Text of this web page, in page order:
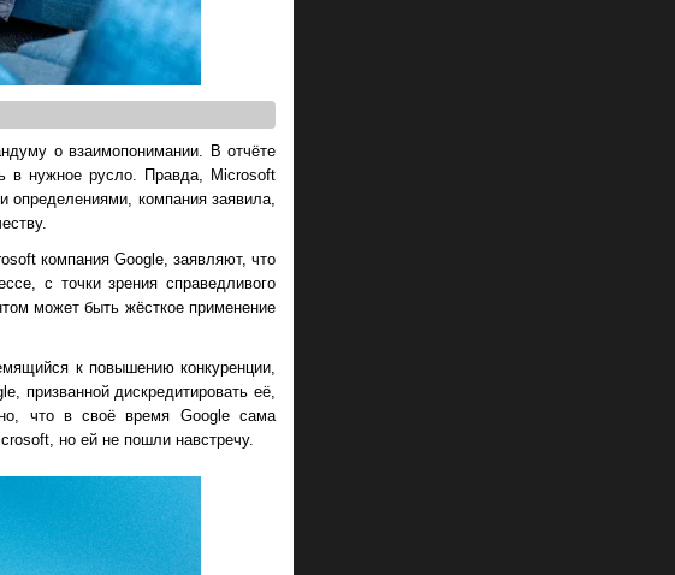
о взаимопонимании. В отчёте
в нужное русло. Правда, Microsoft
определениями, компания заявила,
компания Google, заявляют, что
с точки зрения справедливого
может быть жёсткое применение
к повышению конкуренции,
призванной дискредитировать её,
что в своё время Google сама
но ей не пошли навстречу.